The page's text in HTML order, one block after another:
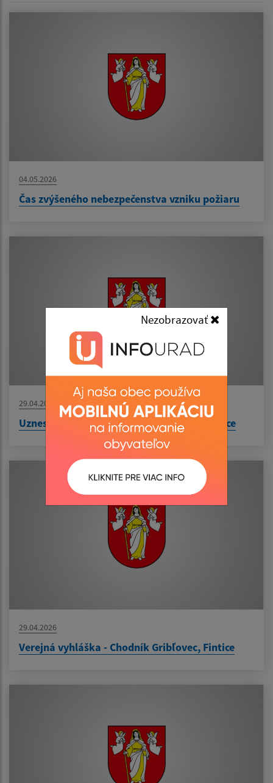
Nezobrazovať
04.05.2026
Čas zvýšeného nebezpečenstva vzniku požiaru
29.04.2026
Uznesenie č. 244/2026 - prevod majetku obce
29.04.2026
Verejná vyhláška - Chodník Gribľovec, Fintice